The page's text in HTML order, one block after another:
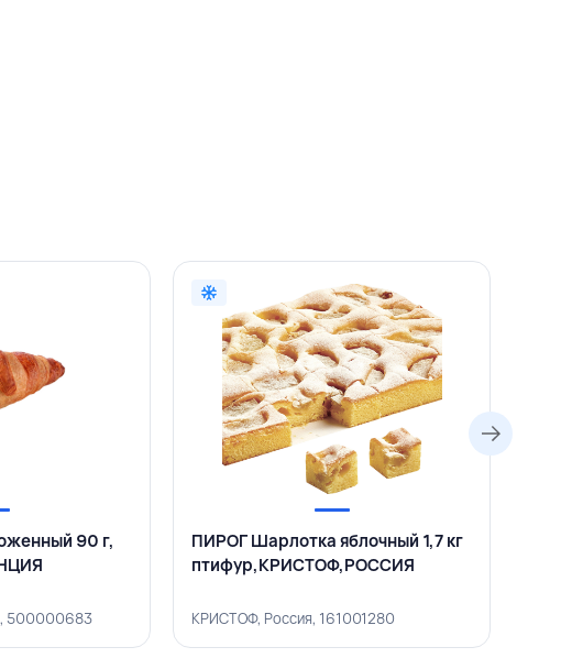
90 г,
500000683
ПИРОГ Шарлотка яблочный 1,7 кг
птифур,КРИСТОФ,РОССИЯ
КРИСТОФ, Россия, 161001280